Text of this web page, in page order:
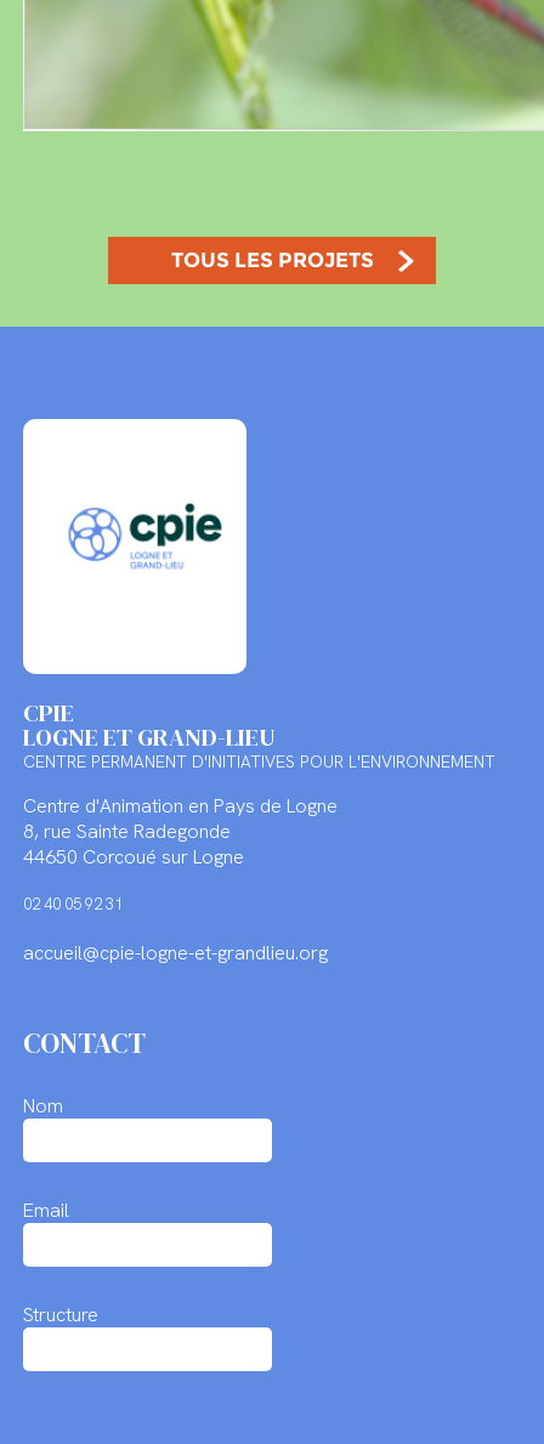
TOUS LES PROJETS
CPIE
LOGNE ET GRAND-LIEU
CENTRE PERMANENT D'INITIATIVES POUR L'ENVIRONNEMENT
Centre d'Animation en Pays de Logne
8, rue Sainte Radegonde
44650 Corcoué sur Logne
02 40 05 92 31
accueil@cpie-logne-et-grandlieu.org
CONTACT
Nom
Email
Structure